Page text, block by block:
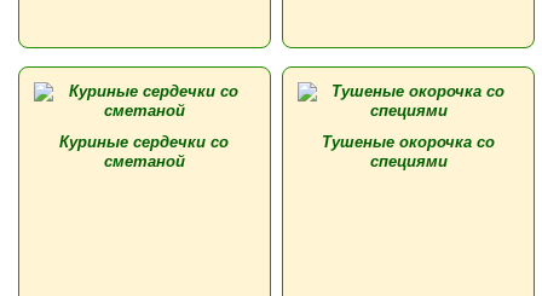
Куриные сердечки со
сметаной
Тушеные окорочка со
специями